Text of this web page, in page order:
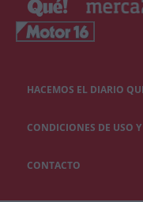
HACEMOS EL DIARIO
CONDICIONES DE USO
CONTACTO